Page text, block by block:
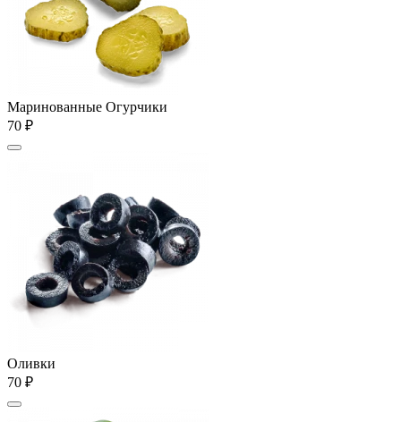
Маринованные Огурчики
70 ₽
Оливки
70 ₽